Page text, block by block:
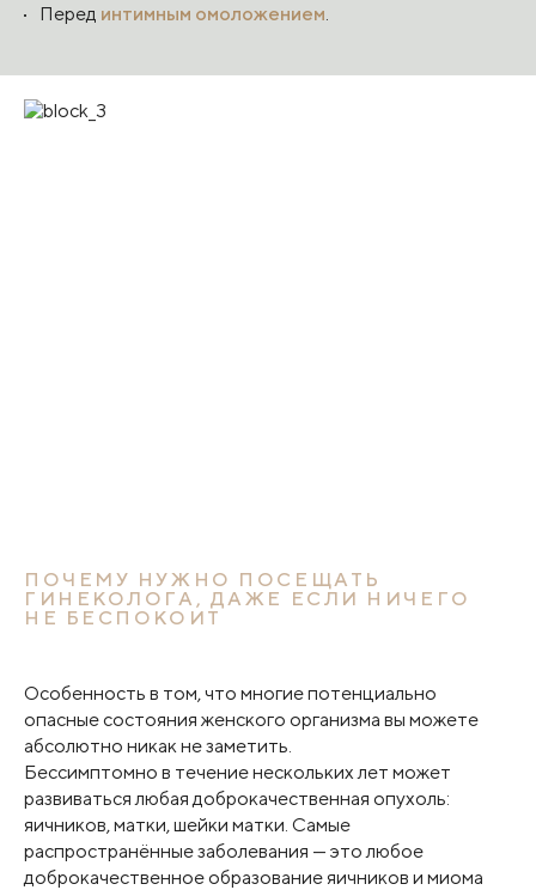
Перед интимным омоложением
ПОЧЕМУ НУЖНО ПОСЕЩАТЬ
ГИНЕКОЛОГА, ДАЖЕ ЕСЛИ НИЧЕГО
НЕ БЕСПОКОИТ
Особенность в том, что многие потенциально
опасные состояния женского организма вы можете
абсолютно никак не заметить.
Бессимптомно в течение нескольких лет может
развиваться любая доброкачественная опухоль:
яичников, матки, шейки матки. Самые
распространённые заболевания — это любое
доброкачественное образование яичников и миома